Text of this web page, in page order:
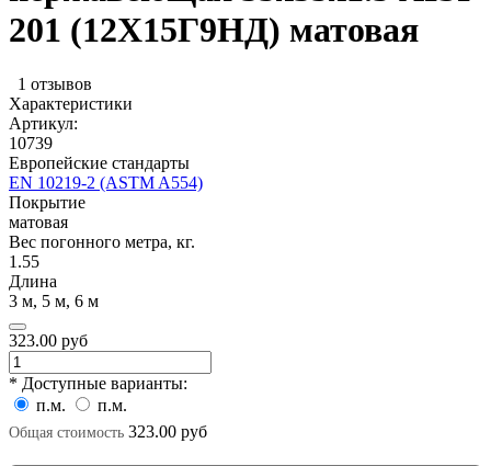
201 (12Х15Г9НД) матовая
1 отзывов
Характеристики
Артикул:
10739
Европейские стандарты
EN 10219-2 (ASTM A554)
Покрытие
матовая
Вес погонного метра, кг.
1.55
Длина
3 м, 5 м, 6 м
323.00 руб
* Доступные варианты:
п.м.
п.м.
Общая стоимость 323.00 руб